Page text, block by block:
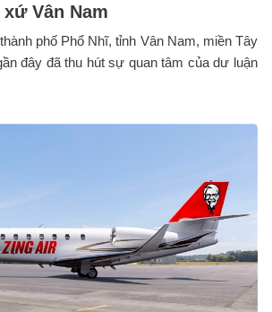
Vân Nam
phố Phổ Nhĩ, tỉnh Vân Nam, miền Tây
đây đã thu hút sự quan tâm của dư luận